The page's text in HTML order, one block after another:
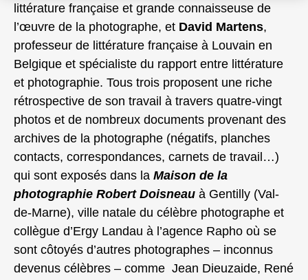
littérature française et grande connaisseuse de
l’œuvre de la photographe, et David Martens,
professeur de littérature française à Louvain en
Belgique et spécialiste du rapport entre littérature
et photographie. Tous trois proposent une riche
rétrospective de son travail à travers quatre-vingt
photos et de nombreux documents provenant des
archives de la photographe (négatifs, planches
contacts, correspondances, carnets de travail…)
qui sont exposés dans la Maison de la
photographie Robert Doisneau à Gentilly (Val-
de-Marne), ville natale du célèbre photographe et
collègue d’Ergy Landau à l’agence Rapho où se
sont côtoyés d’autres photographes – inconnus
devenus célèbres – comme Jean Dieuzaide, René